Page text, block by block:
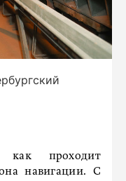
как проходит
навигации. С